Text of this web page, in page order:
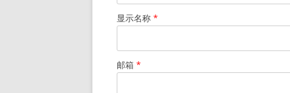
显示名称 *
邮箱 *